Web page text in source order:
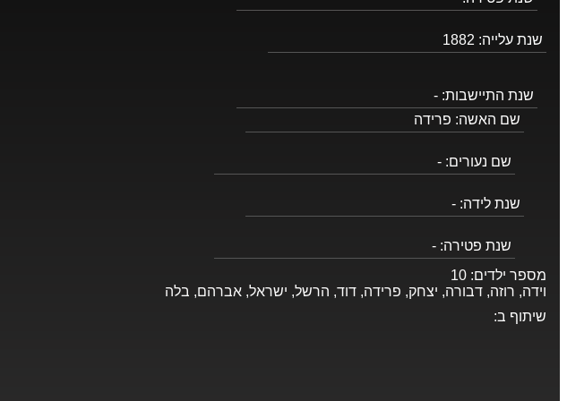
שנת עלייה: 1882
שנת התיישבות: -
שם האשה: פרידה
שם נעורים: -
שנת לידה: -
שנת פטירה: -
מספר ילדים: 10
וידה, רוזה, דבורה, יצחק, פרידה, דוד, הרשל, ישראל, אברהם, בלה
שיתוף ב: